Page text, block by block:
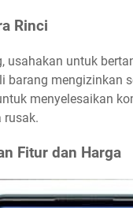
Rinci
usahakan untuk
barang mengizinkan
menyelesaikan
rusak.
Fitur dan Harga